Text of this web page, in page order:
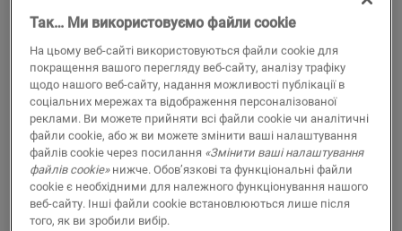
Білий середній плінтус, що
натискається
АКСЕСУАРИ ДЛЯ ЛАМІНАТА
БІЛИЙ СЕРЕДНІЙ ПЛІНТУС, ЩО НАТИСКАЄТЬСЯ 126
SFPSKCLICKWHITE126
Так… Ми використовуємо файли cookie
На цьому веб-сайті використовуються файли cookie для
покращення вашого перегляду веб-сайту, аналізу трафіку
щодо нашого веб-сайту, надання можливості публікації в
соціальних мережах та відображення персоналізованої
реклами. Ви можете прийняти всі файли cookie чи аналітичні
файли cookie, або ж ви можете змінити ваші налаштування
файлів cookie через посилання «Змінити ваші налаштування
файлів cookie»нижче. Обов’язкові та функціональні файли
cookie є необхідними для належного функціонування нашого
веб-сайту. Інші файли cookie встановлюються лише після
того, як ви зробили вибір.